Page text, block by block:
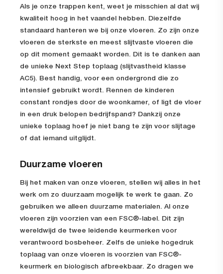
Als je onze trappen kent, weet je misschien al dat wij
kwaliteit hoog in het vaandel hebben. Diezelfde
standaard hanteren we bij onze vloeren. Zo zijn onze
vloeren de sterkste en meest slijtvaste vloeren die
op dit moment gemaakt worden. Dit is te danken aan
de unieke Next Step toplaag (slijtvastheid klasse
AC5). Best handig, voor een ondergrond die zo
intensief gebruikt wordt. Rennen de kinderen
constant rondjes door de woonkamer, of ligt de vloer
in een druk belopen bedrijfspand? Dankzij onze
unieke toplaag hoef je niet bang te zijn voor slijtage
of dat iemand uitglijdt.
Duurzame vloeren
Bij het maken van onze vloeren, stellen wij alles in het
werk om zo duurzaam mogelijk te werk te gaan. Zo
gebruiken we alleen duurzame materialen. Al onze
vloeren zijn voorzien van een FSC®-label. Dit zijn
wereldwijd de twee leidende keurmerken voor
verantwoord bosbeheer. Zelfs de unieke hogedruk
toplaag van onze vloeren is voorzien van FSC®-
keurmerk en biologisch afbreekbaar. Zo dragen we